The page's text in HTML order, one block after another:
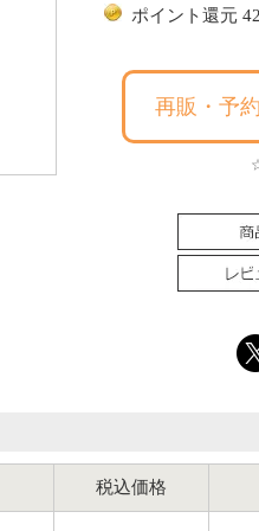
ポイント還元
再販・予
税込価格